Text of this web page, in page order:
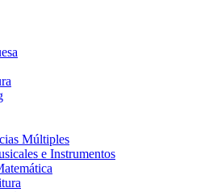
Múltiples
e Instrumentos